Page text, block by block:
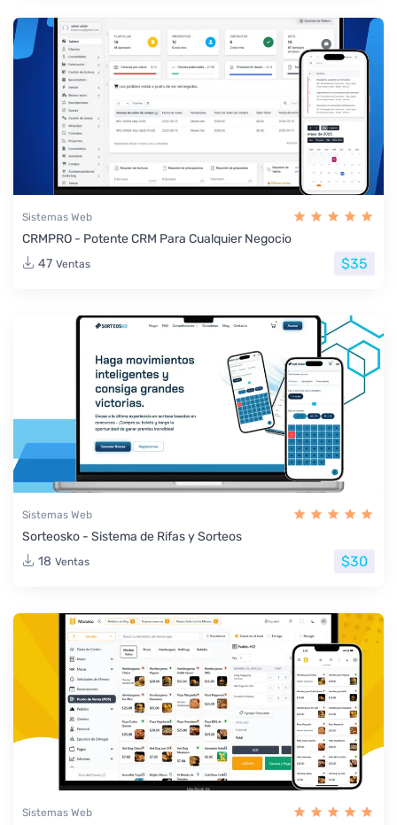
Sistemas Web
CRMPRO - Potente CRM Para Cualquier Negocio
47 Ventas $35
Sistemas Web
Sorteosko - Sistema de Rifas y Sorteos
18 Ventas $30
Sistemas Web